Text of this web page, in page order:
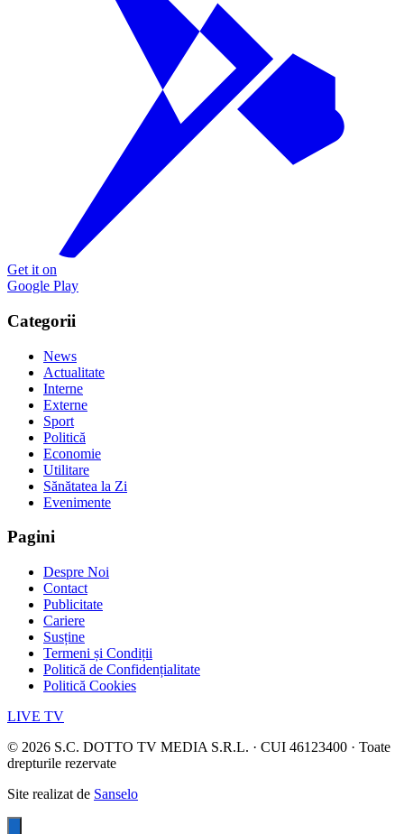
Get it on
Google Play
Categorii
News
Actualitate
Interne
Externe
Sport
Politică
Economie
Utilitare
Sănătatea la Zi
Evenimente
Pagini
Despre Noi
Contact
Publicitate
Cariere
Susține
Termeni și Condiții
Politică de Confidențialitate
Politică Cookies
LIVE TV
© 2026 S.C. DOTTO TV MEDIA S.R.L. · CUI 46123400 · Toate
drepturile rezervate
Site realizat de Sanselo